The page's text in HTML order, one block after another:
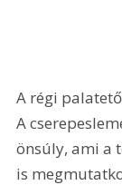
A régi
A
önsúly, ami a
is